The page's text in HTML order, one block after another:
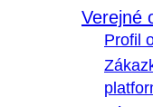
Verejné
Profil